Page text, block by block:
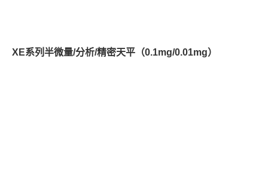
XE系列半微量/分析/精密天平（0.1mg/0.01mg）